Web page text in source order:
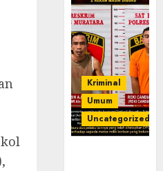
Kriminal
Umum
Uncategorized